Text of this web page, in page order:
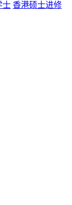
士 香港硕士进修